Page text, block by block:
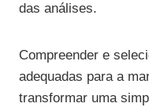
das análises.
Compreender e
adequadas para a
transformar uma